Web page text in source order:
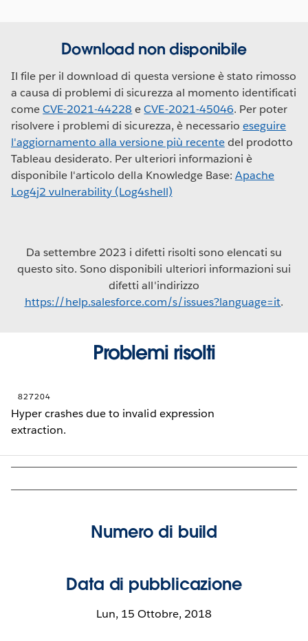
Download non disponibile
Il file per il download di questa versione è stato rimosso
a causa di problemi di sicurezza al momento identificati
comeCVE-2021-44228 eCVE-2021-45046. Per poter
risolvere i problemi di sicurezza, è necessario eseguire
l'aggiornamento alla versione più recentedel prodotto
Tableau desiderato. Per ulteriori informazioni è
disponibile l'articolo della Knowledge Base: Apache
Log4j2 vulnerability (Log4shell)
Da settembre 2023 i difetti risolti sono elencati su
questo sito. Sono disponibili ulteriori informazioni sui
difetti all'indirizzo
https://help.salesforce.com/s/issues?language=it.
Problemi risolti
827204
Hyper crashes due to invalid expression
extraction.
Numero di build
Data di pubblicazione
Lun, 15 Ottobre, 2018